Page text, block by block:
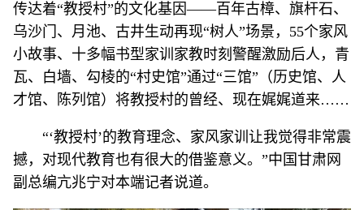
传达着“教授村”的文化基因——百年古樟、旗杆石、
乌沙门、月池、古井生动再现“树人”场景，55个家风
小故事、十多幅书型家训家教时刻警醒激励后人，青
瓦、白墙、勾棱的“村史馆”通过“三馆”（历史馆、人
才馆、陈列馆）将教授村的曾经、现在娓娓道来……
“‘教授村’的教育理念、家风家训让我觉得非常震
撼，对现代教育也有很大的借鉴意义。”中国甘肃网
副总编亢兆宁对本端记者说道。